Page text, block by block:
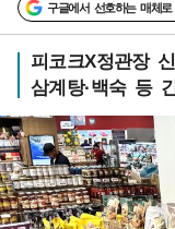
구글에서 선호하는 매체로
피코크X정관장
삼계탕·백숙 등